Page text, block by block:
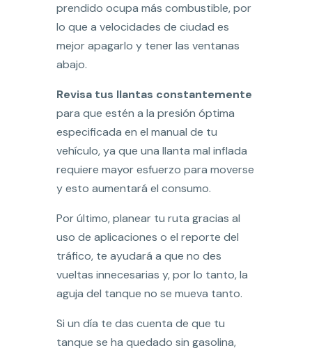
prendido ocupa más combustible, por
lo que a velocidades de ciudad es
mejor apagarlo y tener las ventanas
abajo.
Revisa tus llantas constantemente
para que estén a la presión óptima
especificada en el manual de tu
vehículo, ya que una llanta mal inflada
requiere mayor esfuerzo para moverse
y esto aumentará el consumo.
Por último, planear tu ruta gracias al
uso de aplicaciones o el reporte del
tráfico, te ayudará a que no des
vueltas innecesarias y, por lo tanto, la
aguja del tanque no se mueva tanto.
Si un día te das cuenta de que tu
tanque se ha quedado sin gasolina,